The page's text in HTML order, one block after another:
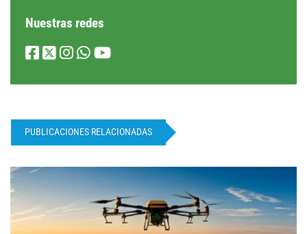
Nuestras redes
PUBLICACIONES RELACIONADAS